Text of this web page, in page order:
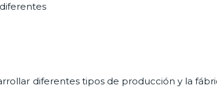
diferentes tipos de producción y la